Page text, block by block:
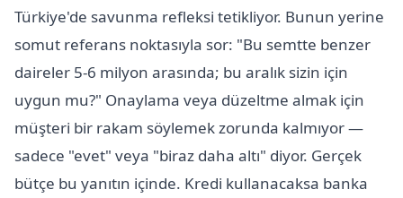
Türkiye'de savunma refleksi tetikliyor. Bunun yerine
somut referans noktasıyla sor: "Bu semtte benzer
daireler 5-6 milyon arasında; bu aralık sizin için
uygun mu?" Onaylama veya düzeltme almak için
müşteri bir rakam söylemek zorunda kalmıyor —
sadece "evet" veya "biraz daha altı" diyor. Gerçek
bütçe bu yanıtın içinde. Kredi kullanacaksa banka